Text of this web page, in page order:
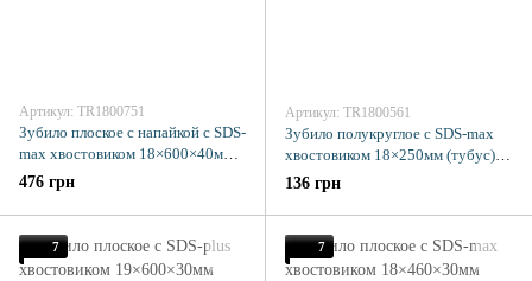
Артикул: TR1800751
Зубило плоское с напайкой с SDS-
max хвостовиком 18×600×40мм
(тубус) SIGMA (1800751)
476 грн
Артикул: TR1800561
Зубило полукруглое с SDS-max
хвостовиком 18×250мм (тубус)
SIGMA (1800561)
136 грн
7 7